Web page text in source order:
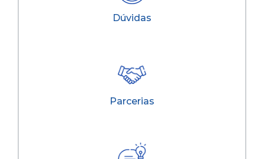
Dúvidas
Parcerias